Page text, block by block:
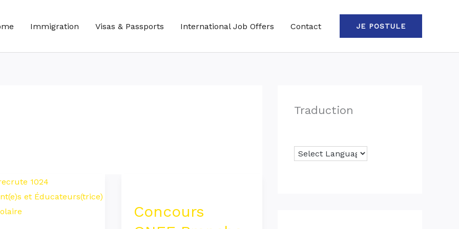
Immigration Visas & Passports International Job Offers Contact JE POSTULE
Concours
Branche
Eau
Traduction